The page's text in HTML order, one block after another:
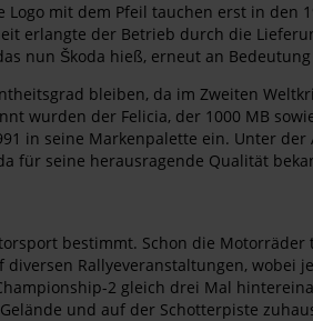
mit dem Pfeil tauchen erst in
erlangte der Betrieb durch die
nun Škoda hieß, erneut an
bleiben, da im Zweiten
wurden der Felicia, der 1000 MB
in seine Markenpalette ein. Unter
für seine herausragende Qualität
bestimmt. Schon die
Rallyeveranstaltungen,
2 gleich drei Mal
und auf der Schotterpiste